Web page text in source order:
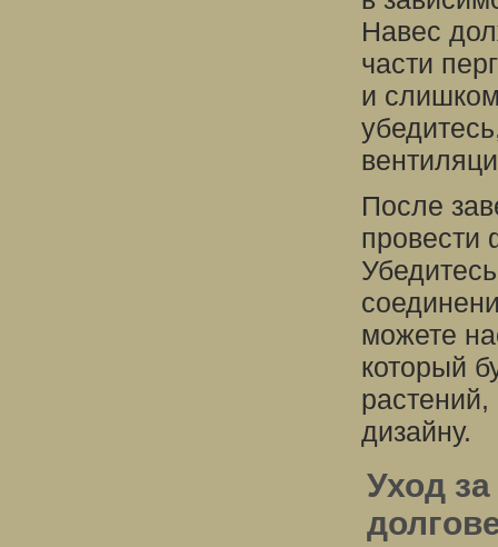
Навес
части
и
После
провести
можете
который
дизайну.
Уход